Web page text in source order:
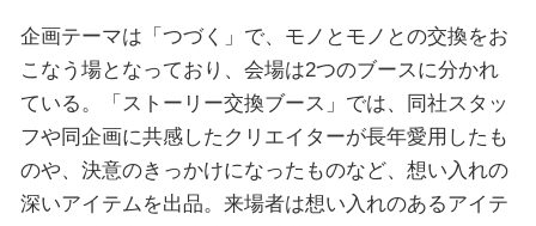
企画テーマは「つづく」で、モノとモノとの交換をお
こなう場となっており、会場は2つのブースに分かれ
ている。「ストーリー交換ブース」では、同社スタッ
フや同企画に共感したクリエイターが長年愛用したも
のや、決意のきっかけになったものなど、想い入れの
深いアイテムを出品。来場者は想い入れのあるアイテ